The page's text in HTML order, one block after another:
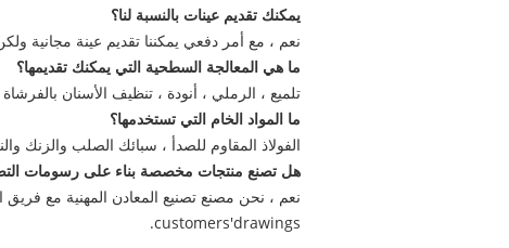
يمكنك تقديم عينات بالنسبة لنا؟
نعم ، مع أمر دفعي يمكننا تقديم عينة مجانية
ما هي المعالجة السطحية التي يمكنك تقديمها؟
تلميع ، الرملي ، أنودة ، تنظيف الأسنان
ما المواد الخام التي تستخدمها؟
الفولاذ المقاوم للصدأ ، سبائك الصلب والزنك
هل تصنع منتجات مخصصة بناء على رسومات
نعم ، نحن مصنع تصنيع المعادن المهنية مع
customers'drawings.